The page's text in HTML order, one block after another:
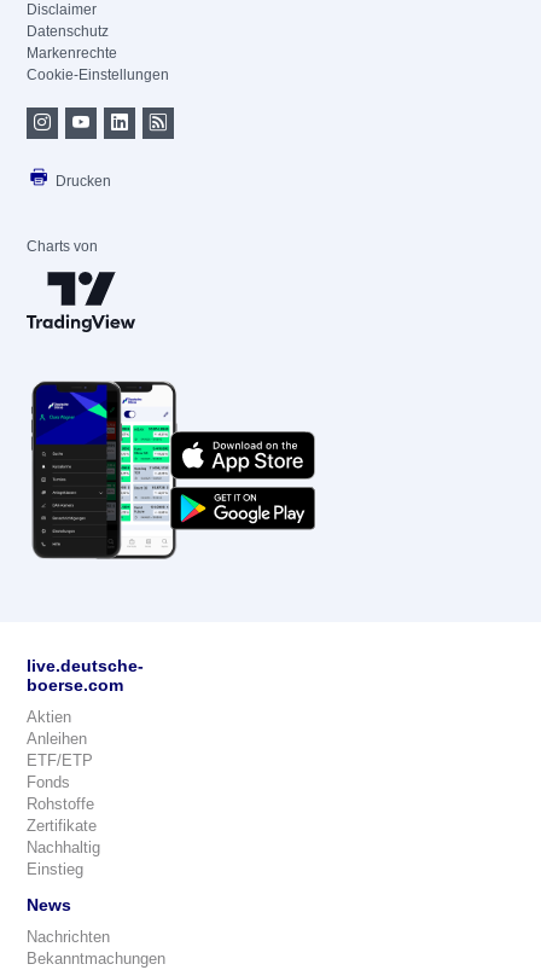
Disclaimer
Datenschutz
Markenrechte
Cookie-Einstellungen
Drucken
Charts von
live.deutsche-
boerse.com
Aktien
Anleihen
ETF/ETP
Fonds
Rohstoffe
Zertifikate
Nachhaltig
Einstieg
News
Nachrichten
Bekanntmachungen